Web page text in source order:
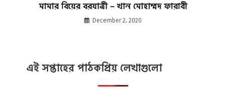
মামার বিয়ের বরযাত্রী – খান মোহাম্মদ ফারাবী
December 2, 2020
এই সপ্তাহের পাঠকপ্রিয় লেখাগুলো